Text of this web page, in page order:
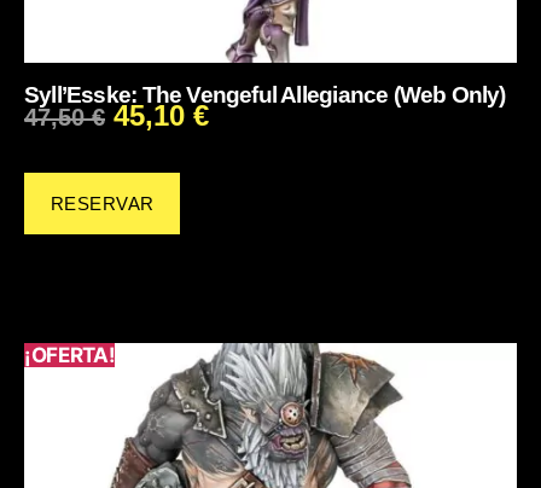
Syll’Esske: The Vengeful Allegiance (Web Only)
47,50€ 45,10 €
RESERVAR
¡OFERTA!